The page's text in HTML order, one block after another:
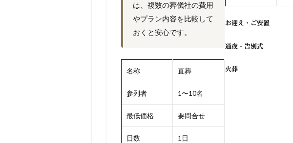
は、複数の葬儀社の費用
やプラン内容を比較して
おくと安心です。
名称 直葬
参列者 1〜10名
最低価格 要問合せ
日数 1日
お迎え・ご安置
通夜・告別式
火葬